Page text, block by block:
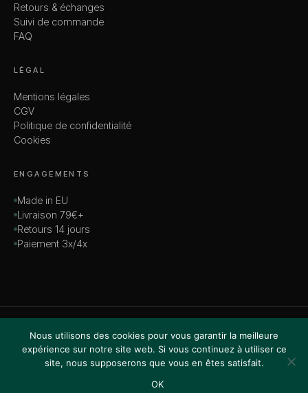
Recherche
Retours & échanges
Suivi de commande
FAQ
LÉGAL
Mentions légales
CGV
Politique de confidentialité
Cookies
ENGAGEMENTS
Made in EU
Livraison 79€+
Retours 14 jours
Paiement 3x/4x
VISA · MASTERCARD · AMEX · PAYPAL
Nous utilisons des cookies pour vous garantir la meilleure
expérience sur notre site web. Si vous continuez à utiliser ce
site, nous supposerons que vous en êtes satisfait.
OK